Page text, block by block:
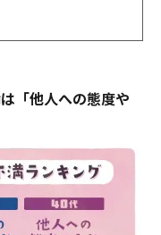
「他人への態度や